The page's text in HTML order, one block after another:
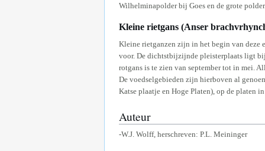
Wilhelminapolder bij Goes en de grote
Kleine rietgans (Anser
Kleine rietganzen zijn in het begin van deze
voor. De dichtstbijzijnde pleisterplaats ligt
rotgans is te zien van september tot in mei.
De voedselgebieden zijn hierboven al
Katse plaatje en Hoge Platen), op de platen
Auteur
-W.J. Wolff, herschreven: P.L. Meininger